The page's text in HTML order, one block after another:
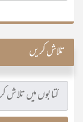
تلاش کریں